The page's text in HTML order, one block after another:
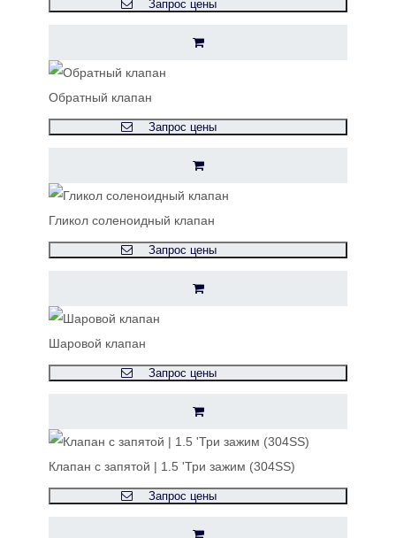
Запрос цены
Обратный клапан
Запрос цены
Гликол соленоидный клапан
Запрос цены
Шаровой клапан
Запрос цены
Клапан с запятой | 1.5 'Три зажим (304SS)
Запрос цены